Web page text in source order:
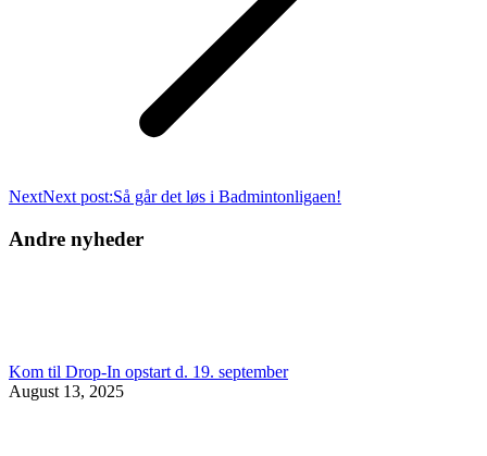
NextNext post:Så går det løs i Badmintonligaen!
Andre nyheder
Kom til Drop-In opstart d. 19. september
August 13, 2025